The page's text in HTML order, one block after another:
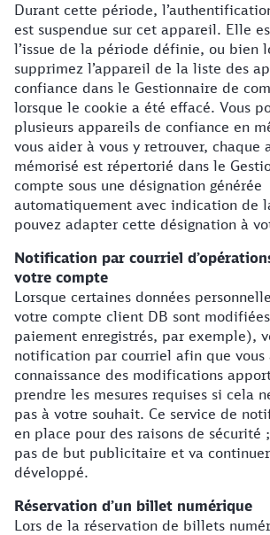
Durant cette période,
est suspendue sur cet appareil. Elle
l’issue de la période définie, ou bien
supprimez l’appareil de la liste des
confiance dans le Gestionnaire de
lorsque le cookie a été effacé. Vous
plusieurs appareils de confiance en
vous aider à vous y retrouver, chaque
mémorisé est répertorié dans le
compte sous une désignation générée
automatiquement avec indication de
pouvez adapter cette désignation à
Notification par courriel
votre compte
Lorsque certaines données
votre compte client DB sont
paiement enregistrés, par exemple),
notification par courriel afin que vous
connaissance des modifications
prendre les mesures requises si cela
pas à votre souhait. Ce service de
en place pour des raisons de sécurité
pas de but publicitaire et va
développé.
Réservation d’un billet numérique
Lors de la réservation de billets